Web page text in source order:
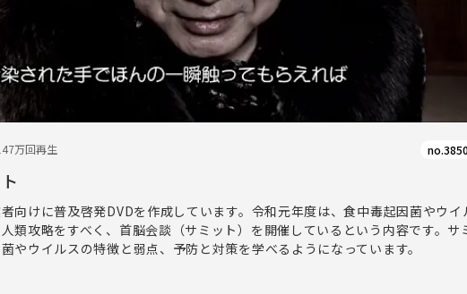
7万回再生
向けに普及啓発DVDを作成しています。令和元年度は、食中毒起因菌やウイ
類攻略をすべく、首脳会談（サミット）を開催しているという内容です。サ
やウイルスの特徴と弱点、予防と対策を学べるようになっています。